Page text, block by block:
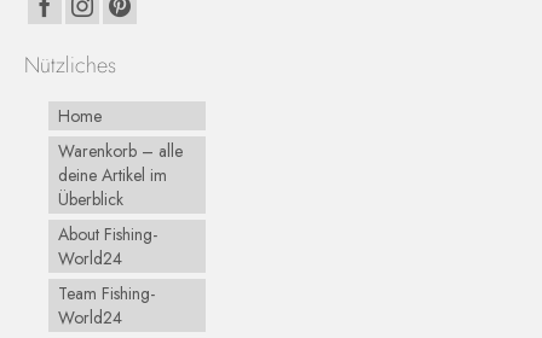
Nützliches
Home
Warenkorb – alle
deine Artikel im
Überblick
About Fishing-
World24
Team Fishing-
World24